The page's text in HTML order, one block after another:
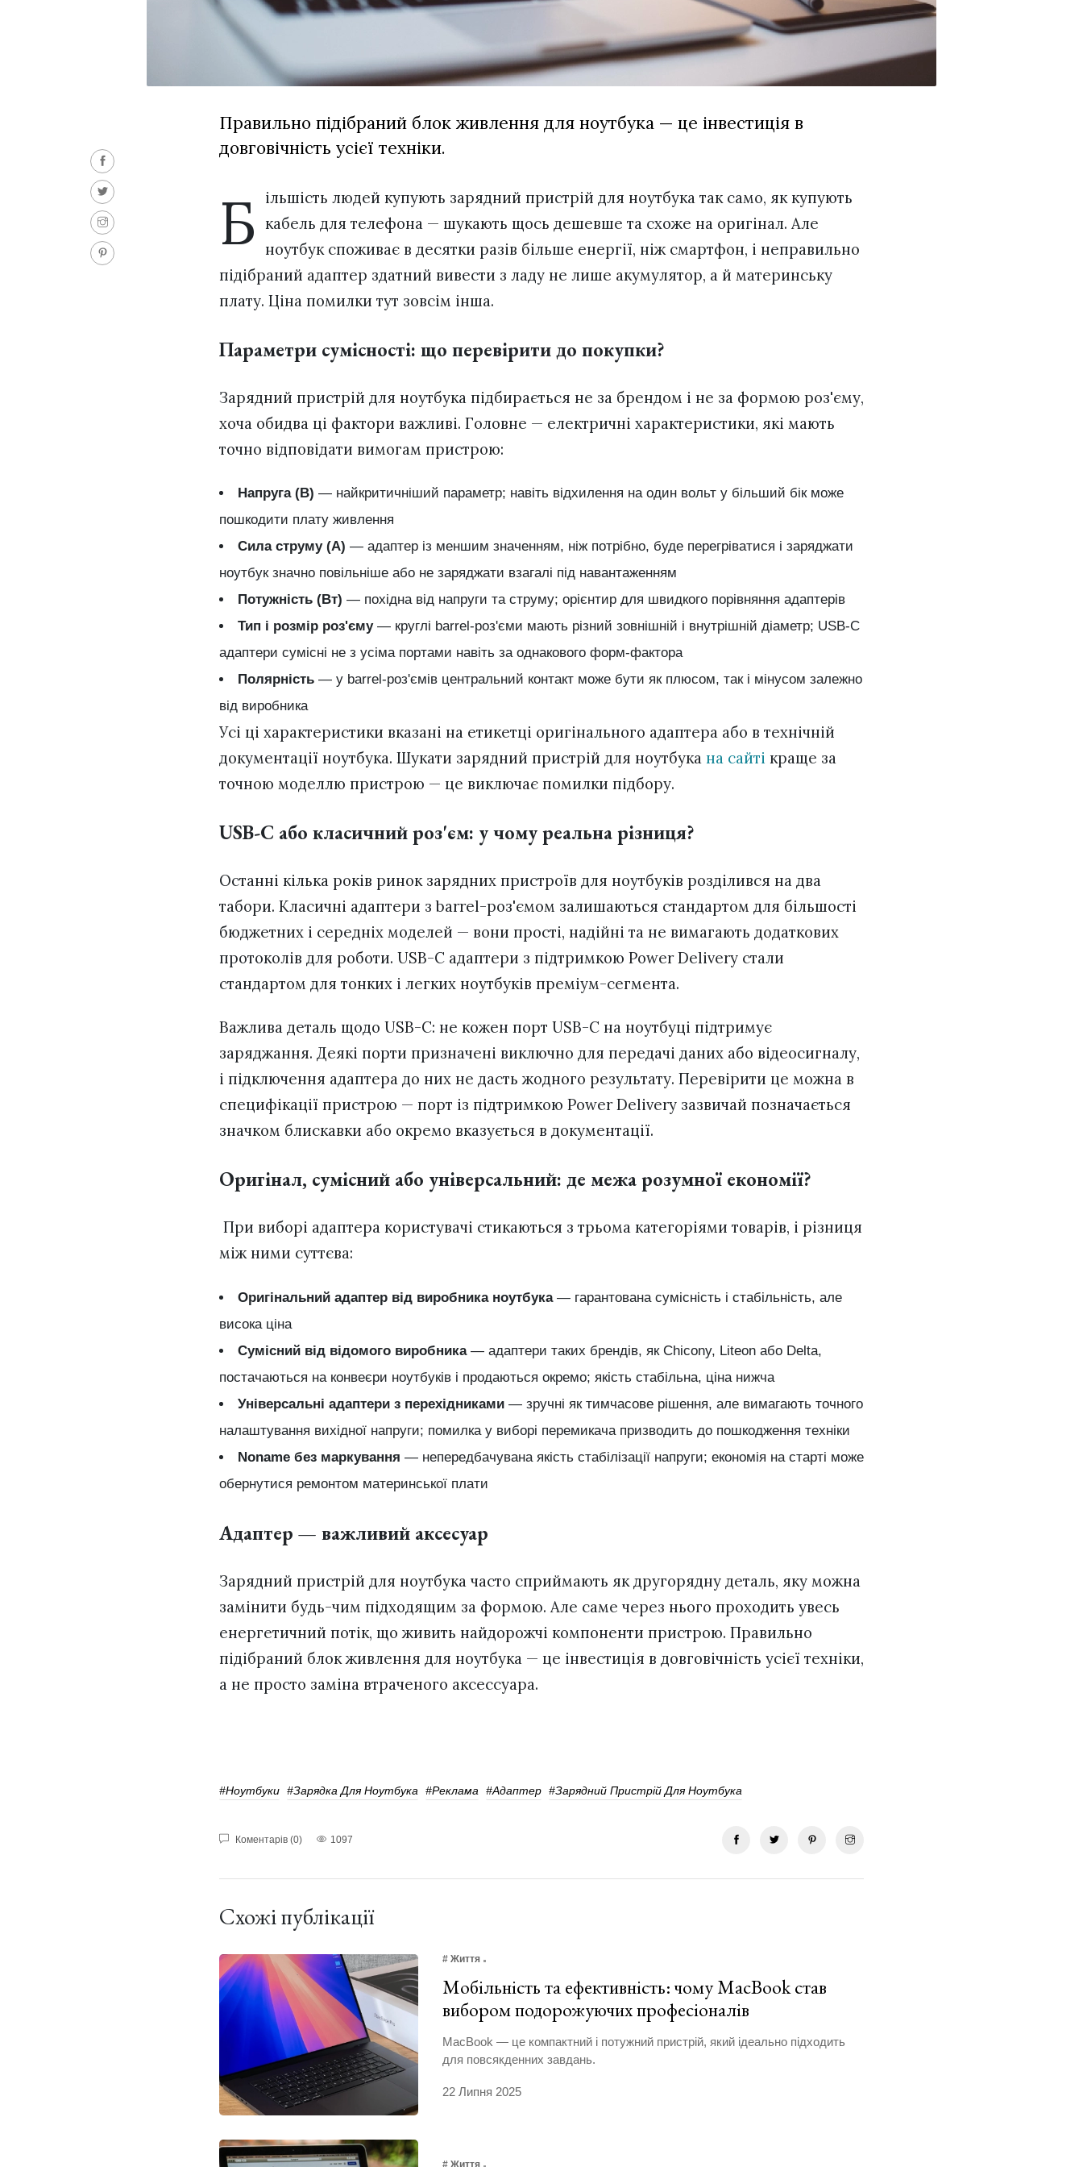
Правильно підібраний блок живлення для ноутбука — це інвестиція в
довговічність усієї техніки.
Б
ільшість людей купують зарядний пристрій для ноутбука так само, як купують
кабель для телефона — шукають щось дешевше та схоже на оригінал. Але
ноутбук споживає в десятки разів більше енергії, ніж смартфон, і неправильно
підібраний адаптер здатний вивести з ладу не лише акумулятор, а й материнську
плату. Ціна помилки тут зовсім інша.
Параметри сумісності: що перевірити до покупки?
Зарядний пристрій для ноутбука підбирається не за брендом і не за формою роз'єму,
хоча обидва ці фактори важливі. Головне — електричні характеристики, які мають
точно відповідати вимогам пристрою:
Напруга (В) — найкритичніший параметр; навіть відхилення на один вольт у більший бік може
пошкодити плату живлення
Сила струму (А) — адаптер із меншим значенням, ніж потрібно, буде перегріватися і заряджати
ноутбук значно повільніше або не заряджати взагалі під навантаженням
Потужність (Вт) — похідна від напруги та струму; орієнтир для швидкого порівняння адаптерів
Тип і розмір роз'єму— круглі barrel-роз'єми мають різний зовнішній і внутрішній діаметр; USB-C
адаптери сумісні не з усіма портами навіть за однакового форм-фактора
Полярність — у barrel-роз'ємів центральний контакт може бути як плюсом, так і мінусом залежно
від виробника
Усі ці характеристики вказані на етикетці оригінального адаптера або в технічній
документації ноутбука. Шукати зарядний пристрій для ноутбука на сайті краще за
точною моделлю пристрою — це виключає помилки підбору.
USB-C або класичний роз'єм: у чому реальна різниця?
Останні кілька років ринок зарядних пристроїв для ноутбуків розділився на два
табори. Класичні адаптери з barrel-роз'ємом залишаються стандартом для більшості
бюджетних і середніх моделей — вони прості, надійні та не вимагають додаткових
протоколів для роботи. USB-C адаптери з підтримкою Power Delivery стали
стандартом для тонких і легких ноутбуків преміум-сегмента.
Важлива деталь щодо USB-C: не кожен порт USB-C на ноутбуці підтримує
заряджання. Деякі порти призначені виключно для передачі даних або відеосигналу,
і підключення адаптера до них не дасть жодного результату. Перевірити це можна в
специфікації пристрою — порт із підтримкою Power Delivery зазвичай позначається
значком блискавки або окремо вказується в документації.
Оригінал, сумісний або універсальний: де межа розумної економії?
При виборі адаптера користувачі стикаються з трьома категоріями товарів, і різниця
між ними суттєва:
Оригінальний адаптер від виробника ноутбука— гарантована сумісність і стабільність, але
висока ціна
Сумісний від відомого виробника— адаптери таких брендів, як Chicony, Liteon або Delta,
постачаються на конвеєри ноутбуків і продаються окремо; якість стабільна, ціна нижча
Універсальні адаптери з перехідниками — зручні як тимчасове рішення, але вимагають точного
налаштування вихідної напруги; помилка у виборі перемикача призводить до пошкодження техніки
Noname без маркування — непередбачувана якість стабілізації напруги; економія на старті може
обернутися ремонтом материнської плати
Адаптер — важливий аксесуар
Зарядний пристрій для ноутбука часто сприймають як другорядну деталь, яку можна
замінити будь-чим підходящим за формою. Але саме через нього проходить увесь
енергетичний потік, що живить найдорожчі компоненти пристрою. Правильно
підібраний блок живлення для ноутбука — це інвестиція в довговічність усієї техніки,
а не просто заміна втраченого аксессуара.
#Ноутбуки #Зарядка Для Ноутбука #реклама #Адаптер #Зарядний Пристрій Для Ноутбука
Коментарів (0) 1097
Схожі публікації
# Життя
Мобільність та ефективність: чому MacBook став
вибором подорожуючих професіоналів
MacBook — це компактний і потужний пристрій, який ідеально підходить
для повсякденних завдань.
22 Липня 2025
# Життя